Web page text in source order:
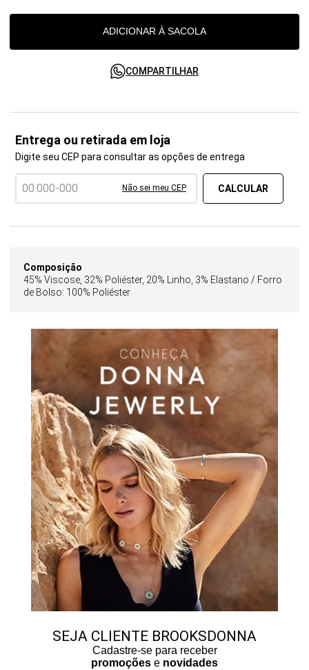
ADICIONAR À SACOLA
COMPARTILHAR
Entrega ou retirada em loja
Digite seu CEP para consultar as opções de entrega
Não sei meu CEP
Composição
45% Viscose, 32% Poliéster, 20% Linho, 3% Elastano / Forro
de Bolso: 100% Poliéster
SEJA CLIENTE BROOKSDONNA
Cadastre-se para receber
promoções e novidades